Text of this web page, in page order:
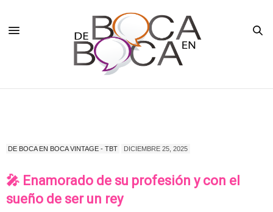
DE BOCA EN BOCA VINTAGE - TBT DICIEMBRE 25, 2025
🎤 Enamorado de su profesión y con el
sueño de ser un rey